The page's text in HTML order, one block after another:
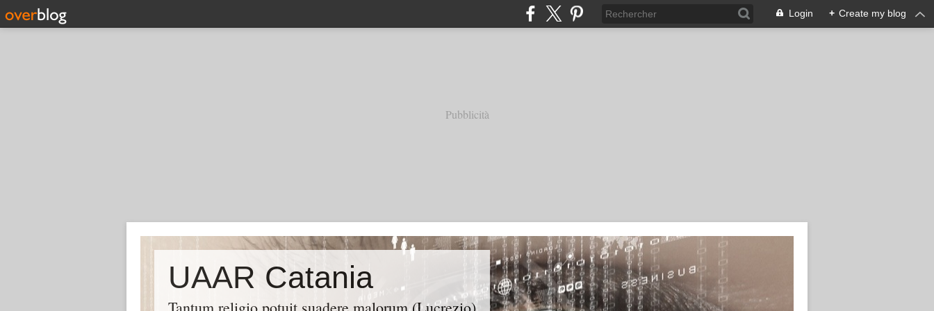
Login + Create my blog
Pubblicità
UAAR Catania